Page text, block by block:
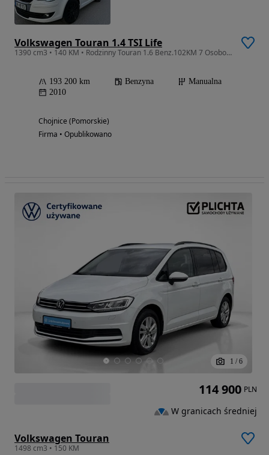
Volkswagen Touran 1.4 TSI Life
1390 cm3 • 140 KM • Rodzinny Touran 1.6 Benz.102KM 7 Osobowy Parktroniki Klimatron Hak
193 200 km Benzyna
Manualna
2010
Chojnice (Pomorskie)
Firma • Opublikowano
1 / 6
Volkswagen Touran
1498 cm3 • 150 KM
114 900 PLN
W granicach średniej